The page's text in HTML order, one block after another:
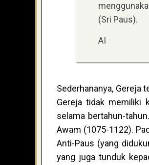
(Sri Paus).
AI
Sederhananya, Gereja
Gereja tidak memiliki
selama bertahun-
Awam (1075-1122).
Anti-Paus (yang
yang juga tunduk